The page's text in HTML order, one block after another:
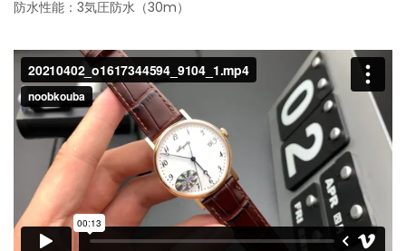
防水性能：3気圧防水（30m）